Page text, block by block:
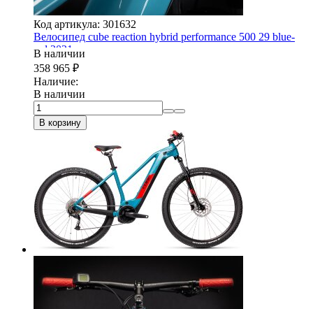
Код артикула: 301632
Велосипед cube reaction hybrid performance 500 29 blue-
red 2021
В наличии
358 965 ₽
Наличие:
В наличии
В корзину